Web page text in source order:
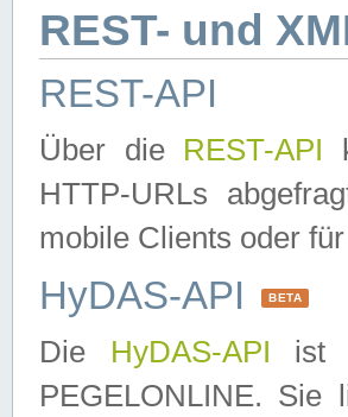
REST- und
REST-API
Über die REST-API
HTTP-URLs
mobile Clients oder
HyDAS-API BETA
Die HyDAS-API ist
PEGELONLINE. Sie